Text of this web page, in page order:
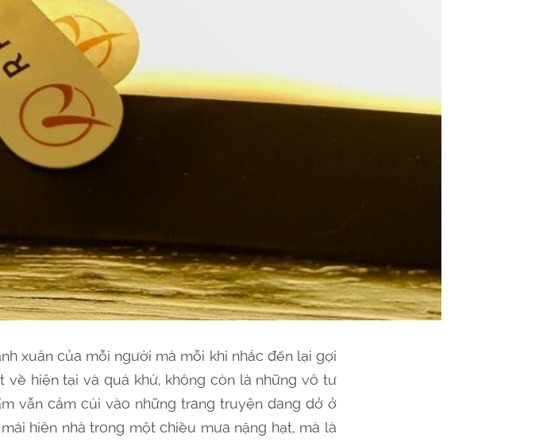
xuân của mỗi người mà mỗi khi nhắc đến lại gợi
hiện tại và quá khứ, không còn là những vô tư
vẫn cắm cúi vào những trang truyện dang dở ở
hiên nhà trong một chiều mưa nặng hạt, mà là